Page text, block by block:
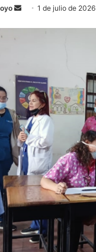
Send1 de julio de 2026